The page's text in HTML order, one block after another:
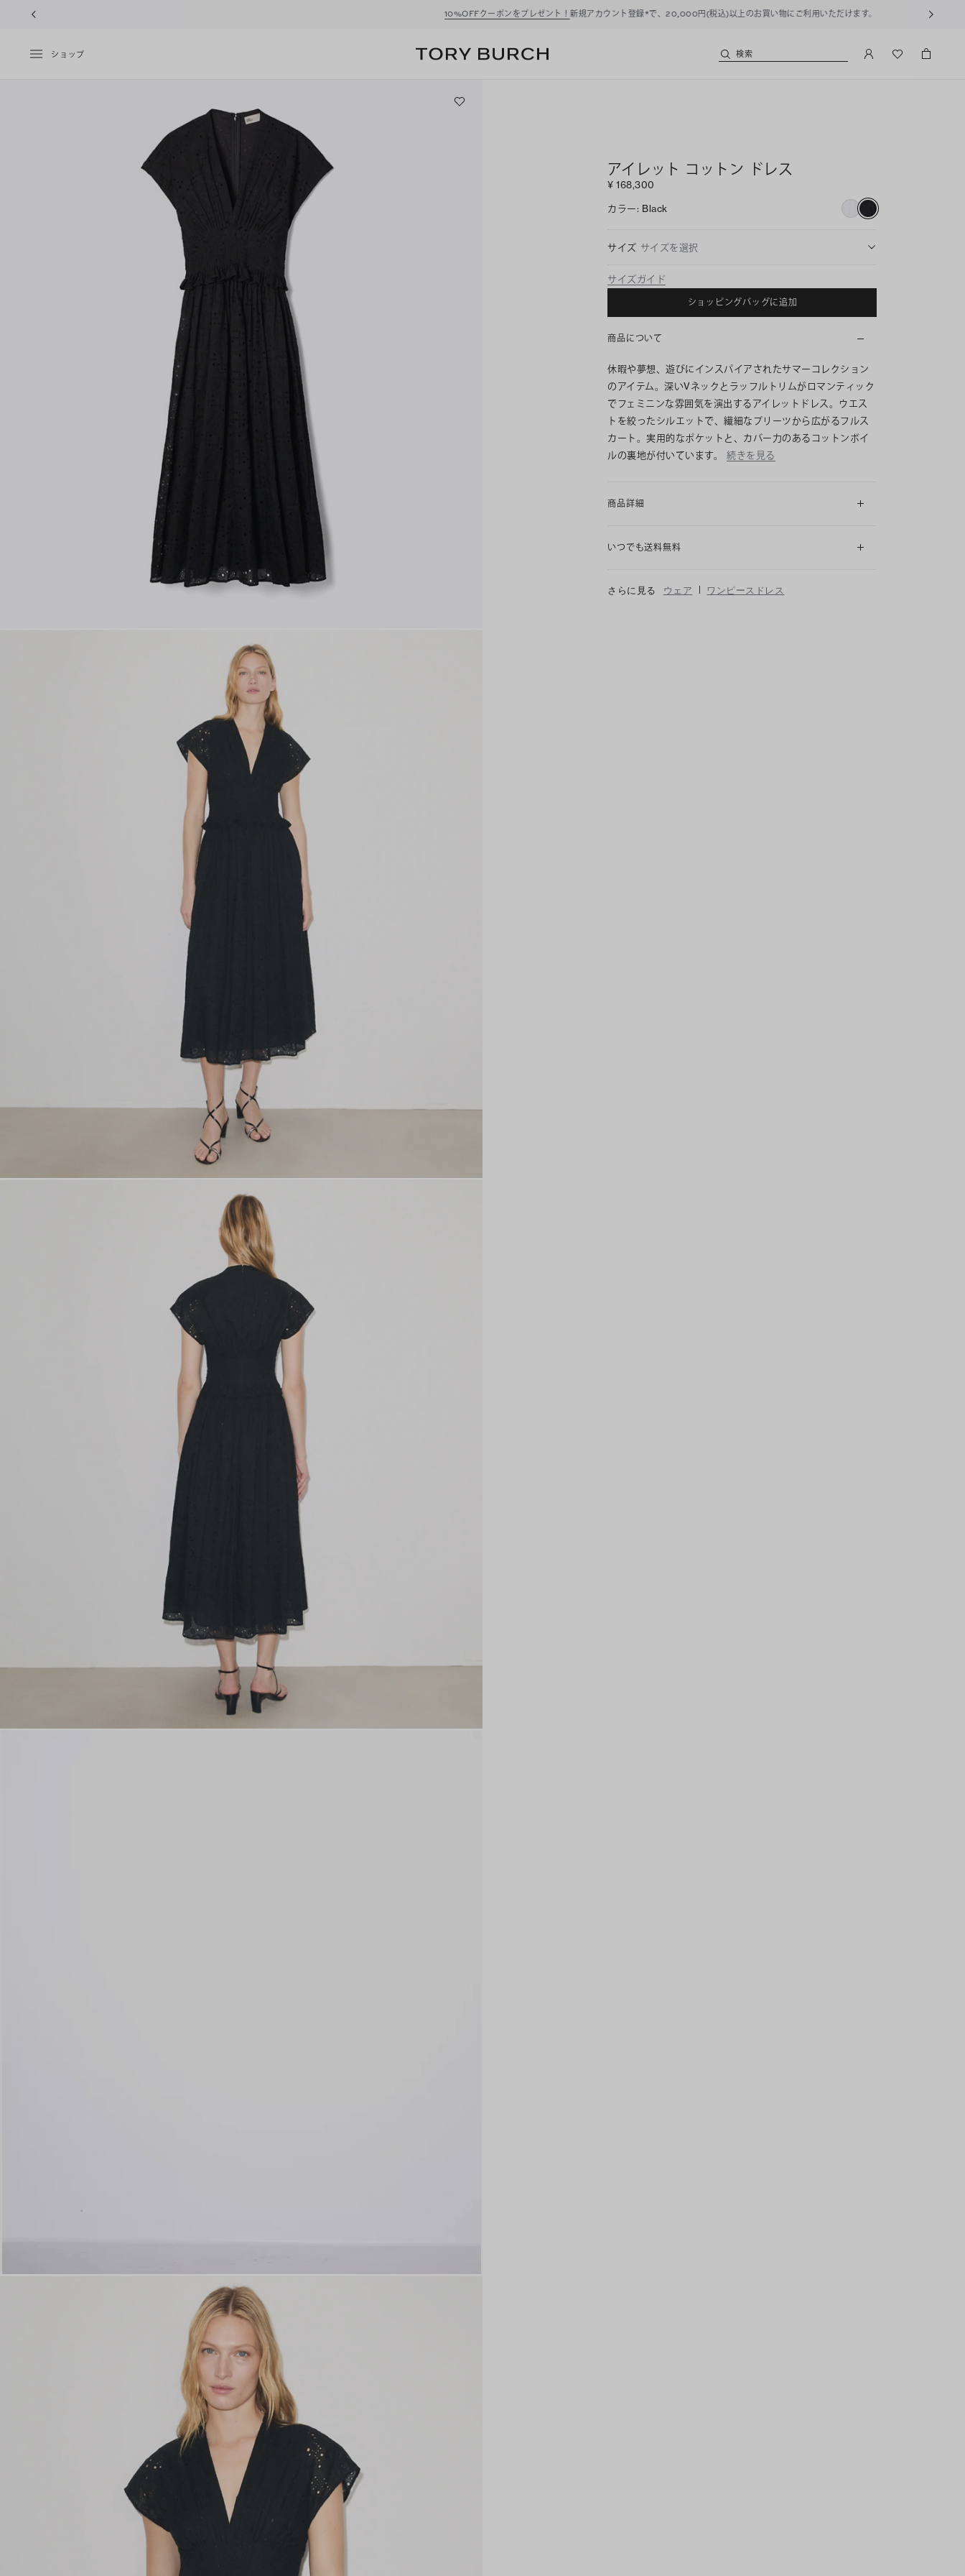
新規アカウント登録*で、20,000円(税込)以上のお買い物にご利用いただけます。
ショップ 検索
アイレット コットン ドレス
¥ 168,300
カラー: Black
サイズ サイズを選択
サイズガイド
ショッピングバッグに追加
商品について
休暇や夢想、遊びにインスパイアされたサマーコレクション
のアイテム。深いVネックとラッフルトリムがロマンティック
でフェミニンな雰囲気を演出するアイレットドレス。ウエス
トを絞ったシルエットで、繊細なプリーツから広がるフルス
カート。実用的なポケットと、カバー力のあるコットンボイ
ルの裏地が付いています。
続きを見る
商品詳細
いつでも送料無料
さらに見る ウェア | ワンピースドレス